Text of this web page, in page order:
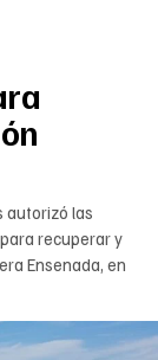
autorizó las
recuperar y
Ensenada, en